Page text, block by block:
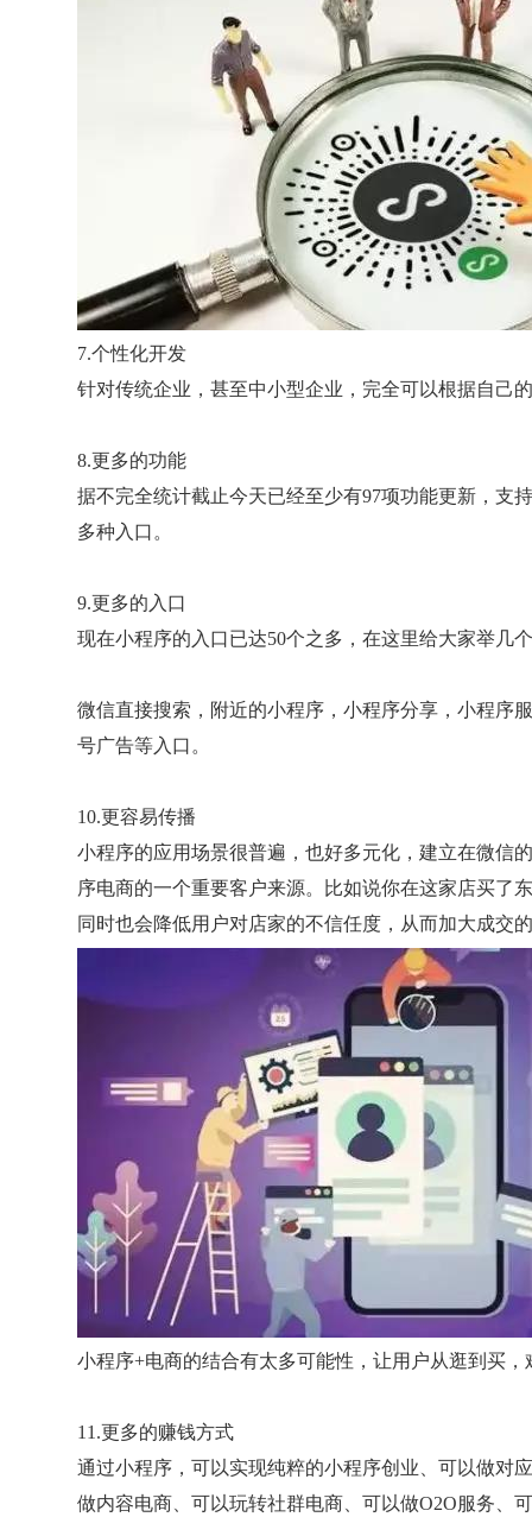
7.个性化开发
针对传统企业，甚至中小型企业，完全可以根据自己
8.更多的功能
据不完全统计截止今天已经至少有97项功能更新，支
多种入口。
9.更多的入口
现在小程序的入口已达50个之多，在这里给大家举几
微信直接搜索，附近的小程序，小程序分享，小程序
号广告等入口。
10.更容易传播
小程序的应用场景很普遍，也好多元化，建立在微信
序电商的一个重要客户来源。比如说你在这家店买了
同时也会降低用户对店家的不信任度，从而加大成交
小程序+电商的结合有太多可能性，让用户从逛到买
11.更多的赚钱方式
通过小程序，可以实现纯粹的小程序创业、可以做对
做内容电商、可以玩转社群电商、可以做O2O服务